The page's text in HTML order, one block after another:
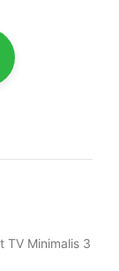
TV Minimalis 3